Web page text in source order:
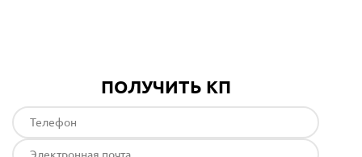
ПОЛУЧИТЬ КП